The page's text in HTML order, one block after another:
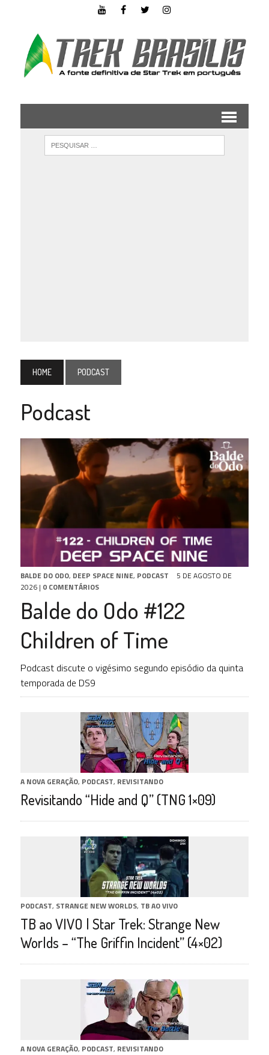
HOME PODCAST
Podcast
BALDE DO ODO, DEEP SPACE NINE, PODCAST
5 DE AGOSTO DE
2026| 0 COMENTÁRIOS
Balde do Odo #122
Children of Time
Podcast discute o vigésimo segundo episódio da quinta
temporada de DS9
A NOVA GERAÇÃO, PODCAST, REVISITANDO
Revisitando “Hide and Q” (TNG 1×09)
PODCAST, STRANGE NEW WORLDS, TB AO VIVO
TB ao VIVO | Star Trek: Strange New
Worlds – “The Griffin Incident” (4×02)
A NOVA GERAÇÃO, PODCAST, REVISITANDO